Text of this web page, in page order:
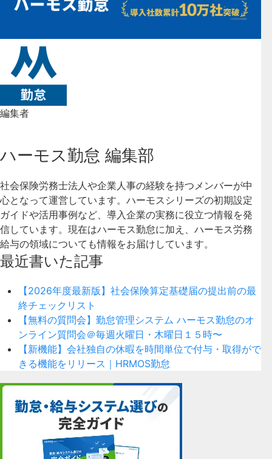
編集者
ハーモス勤怠 編集部
社会保険労務士法人や企業人事の経験を持つメンバーが中
心となって運営しています。ハーモスシリーズの初期設定
ガイドや活用事例など、導入企業の実務に役立つ情報を発
信しています。現在はハーモス勤怠に加え、ハーモス労務
給与の領域についても情報をお届けしています。
最近書いた記事
【2026年度最新版】社会保険算定基礎届の提出前の最
終チェックリスト
【無料の質問会】勤怠管理システム ハーモス勤怠のオ
ンライン質問会＠毎週火曜日・木曜日１５時〜
【新機能】会社独自の休暇を時間単位で付与・取得がで
きる機能をリリース｜HRMOS勤怠